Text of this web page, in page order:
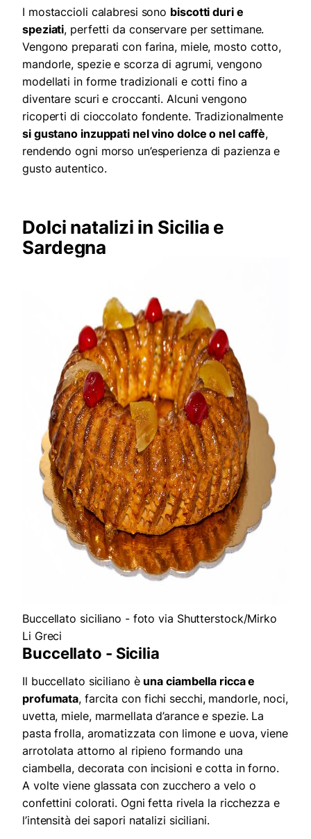
I mostaccioli calabresi sono biscotti duri e
speziati, perfetti da conservare per settimane.
Vengono preparati con farina, miele, mosto cotto,
mandorle, spezie e scorza di agrumi, vengono
modellati in forme tradizionali e cotti fino a
diventare scuri e croccanti. Alcuni vengono
ricoperti di cioccolato fondente. Tradizionalmente
si gustano inzuppati nel vino dolce o nel caffè,
rendendo ogni morso un’esperienza di pazienza e
gusto autentico.
Dolci natalizi in Sicilia e
Sardegna
Buccellato siciliano - foto via Shutterstock/Mirko
Li Greci
Buccellato - Sicilia
Il buccellato siciliano è una ciambella ricca e
profumata, farcita con fichi secchi, mandorle, noci,
uvetta, miele, marmellata d’arance e spezie. La
pasta frolla, aromatizzata con limone e uova, viene
arrotolata attorno al ripieno formando una
ciambella, decorata con incisioni e cotta in forno.
A volte viene glassata con zucchero a velo o
confettini colorati. Ogni fetta rivela la ricchezza e
l’intensità dei sapori natalizi siciliani.